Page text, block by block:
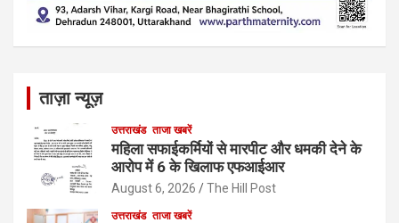
ताज़ा न्यूज़
उत्तराखंड ताजा खबरें
महिला सफाईकर्मियों से मारपीट और धमकी देने के
आरोप में 6 के खिलाफ एफआईआर
August 6, 2026 The Hill Post
उत्तराखंड ताजा खबरें